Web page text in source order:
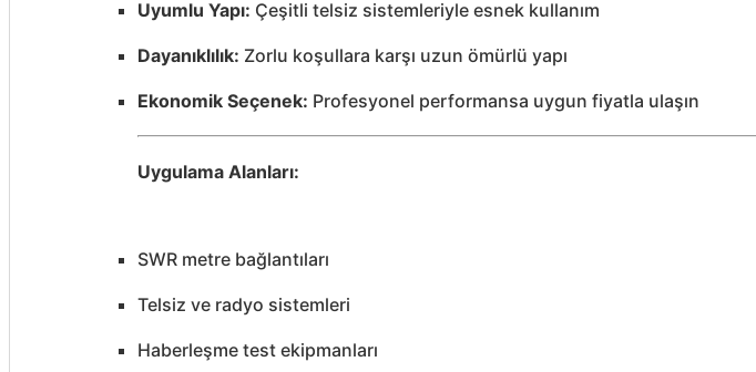
Uyumlu Yapı: Çeşitli telsiz sistemleriyle esnek kullanım
Dayanıklılık: Zorlu koşullara karşı uzun ömürlü yapı
Ekonomik Seçenek: Profesyonel performansa uygun fiyatla ulaşın
Uygulama Alanları:
SWR metre bağlantıları
Telsiz ve radyo sistemleri
Haberleşme test ekipmanları